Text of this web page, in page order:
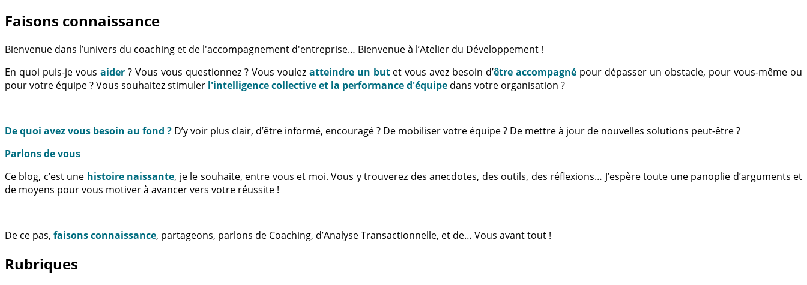
Faisons connaissance
Bienvenue dans l’univers du coaching et de l'accompagnement d'entreprise… Bienvenue à l’Atelier du Développement !
En quoi puis-je vous aider? Vous vous questionnez ? Vous voulez atteindre un butet vous avez besoin d’être accompagné pour dépasser un obstacle, pour vous-même ou
pour votre équipe ? Vous souhaitez stimuler l'intelligence collective et la performance d'équipe dans votre organisation ?
De quoi avez vous besoin au fond ? D’y voir plus clair, d’être informé, encouragé ? De mobiliser votre équipe ? De mettre à jour de nouvelles solutions peut-être ?
Parlons de vous
Ce blog, c’est une histoire naissante, je le souhaite, entre vous et moi. Vous y trouverez des anecdotes, des outils, des réflexions… J’espère toute une panoplie d’arguments et
de moyens pour vous motiver à avancer vers votre réussite !
De ce pas, faisons connaissance, partageons, parlons de Coaching, d’Analyse Transactionnelle, et de… Vous avant tout !
Rubriques